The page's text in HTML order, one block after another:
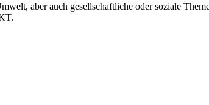
aber auch gesellschaftliche oder soziale